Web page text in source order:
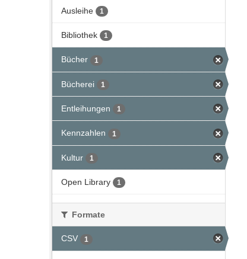
Ausleihe 1
Bibliothek 1
Bücher 1
Bücherei 1
Entleihungen 1
Kennzahlen 1
Kultur 1
Open Library 1
Formate
CSV 1